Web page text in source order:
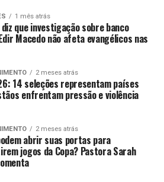
1 mês atrás
que investigação sobre banco
Macedo não afeta evangélicos nas
2 meses atrás
14 seleções representam países
enfrentam pressão e violência
2 meses atrás
abrir suas portas para
jogos da Copa? Pastora Sarah